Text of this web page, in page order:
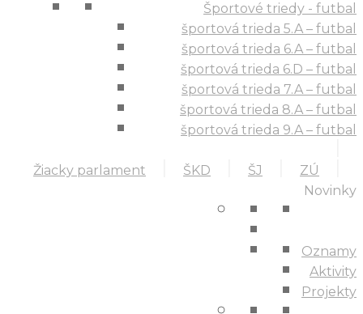
Športové triedy - futbal
športová trieda 5.A – futbal
športová trieda 6.A – futbal
športová trieda 6.D – futbal
športová trieda 7.A – futbal
športová trieda 8.A – futbal
športová trieda 9.A – futbal
Žiacky parlament ŠKD ŠJ ZÚ
Novinky
Oznamy
Aktivity
Projekty